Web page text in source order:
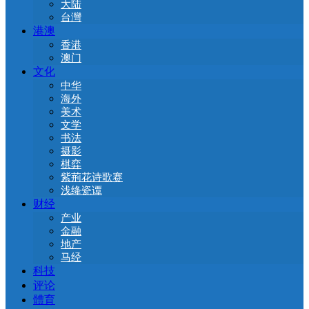
大陆
台灣
港澳
香港
澳门
文化
中华
海外
美术
文学
书法
摄影
棋弈
紫荊花诗歌赛
浅绛瓷谭
财经
产业
金融
地产
马经
科技
评论
體育